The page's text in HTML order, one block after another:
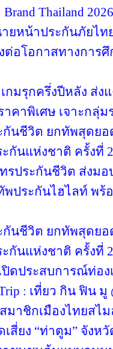
Thailand
หน้าประกันภัยไท
ต่อโอกาสทางการ
กมรุกครึ่งปีหลัง ส่ง
คาพิเศษ เจาะกลุ่
กันชีวิต ยกทัพสุดย
กันแห่งชาติ ครั้งที่
รประกันชีวิต ส่งม
ประกันไฮไลท์ พร้
กันชีวิต ยกทัพสุดย
กันแห่งชาติ ครั้งที่
ปิดประสบการณ์ท่อ
: เที่ยว กิน ฟิน มู
มาชิกเมืองไทยสไ
สี่ยง “ท่าตูม” จังห